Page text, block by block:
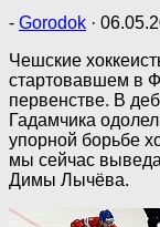
- Gorodok ·
Чешские
стартовавшем в
первенстве. В
Гадамчика
упорной борьбе
мы сейчас
Димы Лычёва.